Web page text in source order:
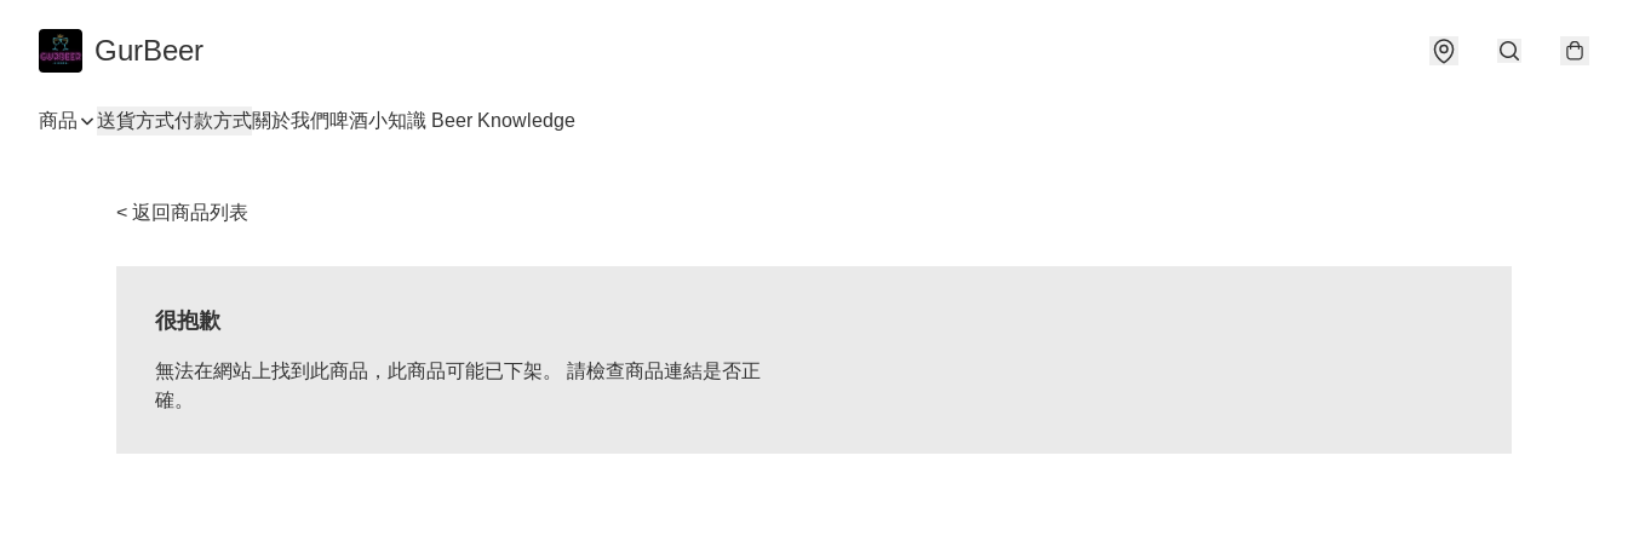
GurBeer
商品 送貨方式付款方式關於我們啤酒小知識 Beer Knowledge
< 返回商品列表
很抱歉
無法在網站上找到此商品，此商品可能已下架。 請檢查商品連結是否正
確。